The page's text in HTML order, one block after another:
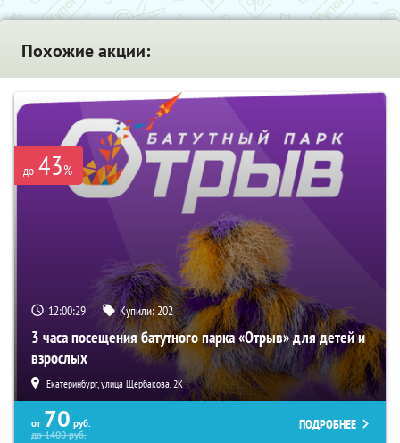
Похожие акции:
до 43%
12:00:28 Купили:202
3 часа посещения батутного парка «Отрыв» для детей и
взрослых
Екатеринбург, улица Щербакова, 2К
от 70 руб.
до1400руб.
ПОДРОБНЕЕ